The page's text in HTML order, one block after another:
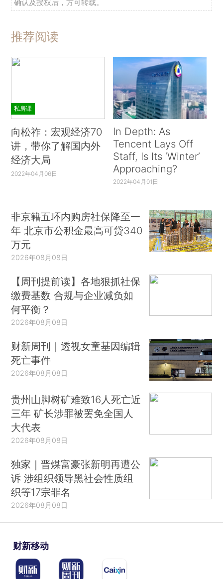
确认及授权后，方可转载。
推荐阅读
私房课
向松祚：宏观经济70
讲，带你了解国内外
经济大局
2022年04月06日
In Depth: As
Tencent Lays Off
Staff, Is Its ‘Winter’
Approaching?
2022年04月01日
非京籍五环内购房社保降至一
年 北京市公积金最高可贷340
万元
2026年08月08日
【周刊提前读】各地狠抓社保
缴费基数 合规与企业减负如
何平衡？
2026年08月08日
财新周刊｜透视女童基因编辑
死亡事件
2026年08月08日
贵州山脚树矿难致16人死亡近
三年 矿长涉罪被罢免全国人
大代表
2026年08月08日
独家｜晋煤富豪张新明再遭公
诉 涉组织领导黑社会性质组
织等17宗罪名
2026年08月08日
财新移动